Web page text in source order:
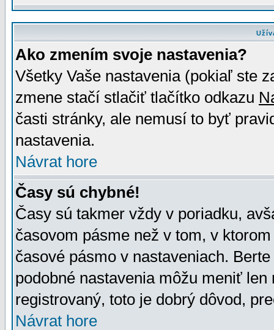
Ako zmením svoje nastavenia?
Všetky Vaše nastavenia (pokiaľ ste
zmene stačí stlačiť tlačítko odkazu
časti stránky, ale nemusí to byť
nastavenia.
Návrat hore
Časy sú chybné!
Časy sú takmer vždy v poriadku,
časovom pásme než v tom, v
časové pásmo v nastaveniach.
podobné nastavenia môžu meniť
registrovaný, toto je dobrý dôvod,
Návrat hore